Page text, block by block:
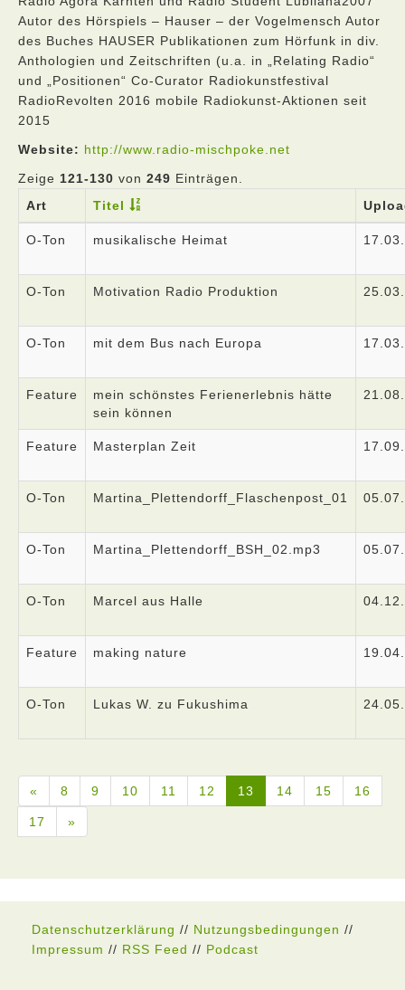
Autor des Hörspiels – Hauser – der Vogelmensch Autor
des Buches HAUSER Publikationen zum Hörfunk in div.
Anthologien und Zeitschriften (u.a. in „Relating Radio“
und „Positionen“ Co-Curator Radiokunstfestival
RadioRevolten 2016 mobile Radiokunst-Aktionen seit
2015
Website: http://www.radio-mischpoke.net
Zeige 121-130 von 249 Einträgen.
Art
Titel
O-Ton musikalische Heimat
O-Ton Motivation Radio Produktion
O-Ton mit dem Bus nach Europa
Feature
mein schönstes Ferienerlebnis hätte
sein können
Feature Masterplan Zeit
O-Ton Martina_Plettendorff_Flaschenpost_01
O-Ton Martina_Plettendorff_BSH_02.mp3
O-Ton Marcel aus Halle
Feature making nature
O-Ton Lukas W. zu Fukushima
« 8 9 10 11 12 13 14 15 16
17 »
Datenschutzerklärung // Nutzungsbedingungen //
Impressum // RSS Feed // Podcast